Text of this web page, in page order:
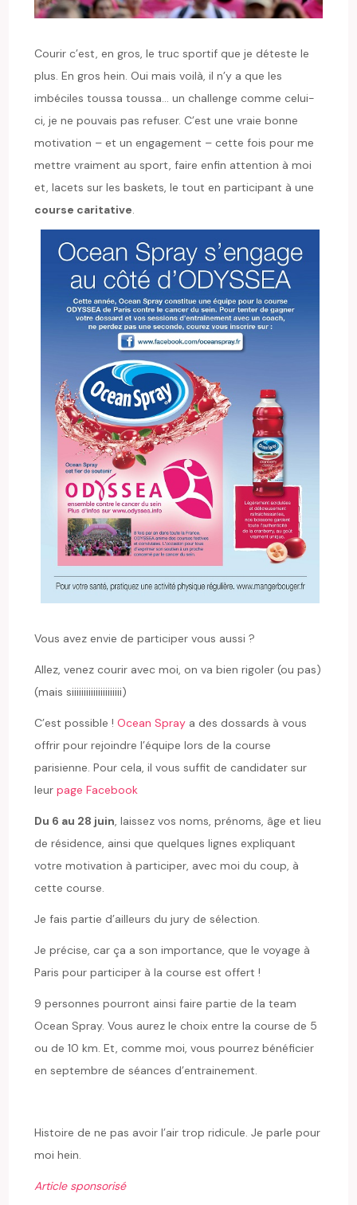
Courir c’est, en gros, le truc sportif que je déteste le
plus. En gros hein. Oui mais voilà, il n’y a que les
imbéciles toussa toussa… un challenge comme celui-
ci, je ne pouvais pas refuser. C’est une vraie bonne
motivation – et un engagement – cette fois pour me
mettre vraiment au sport, faire enfin attention à moi
et, lacets sur les baskets, le tout en participant à une
course caritative.
Vous avez envie de participer vous aussi ?
Allez, venez courir avec moi, on va bien rigoler (ou pas)
(mais siiiiiiiiiiiiiiiiiiiii)
C’est possible !Ocean Spray a des dossards à vous
offrir pour rejoindre l’équipe lors de la course
parisienne. Pour cela, il vous suffit de candidater sur
leurpage Facebook
Du 6 au 28 juin , laissez vos noms, prénoms, âge et lieu
de résidence, ainsi que quelques lignes expliquant
votre motivation à participer, avec moi du coup, à
cette course.
Je fais partie d’ailleurs du jury de sélection.
Je précise, car ça a son importance, que le voyage à
Paris pour participer à la course est offert !
9 personnes pourront ainsi faire partie de la team
Ocean Spray. Vous aurez le choix entre la course de 5
ou de 10 km. Et, comme moi, vous pourrez bénéficier
en septembre de séances d’entrainement.
Histoire de ne pas avoir l’air trop ridicule. Je parle pour
moi hein.
Article sponsorisé